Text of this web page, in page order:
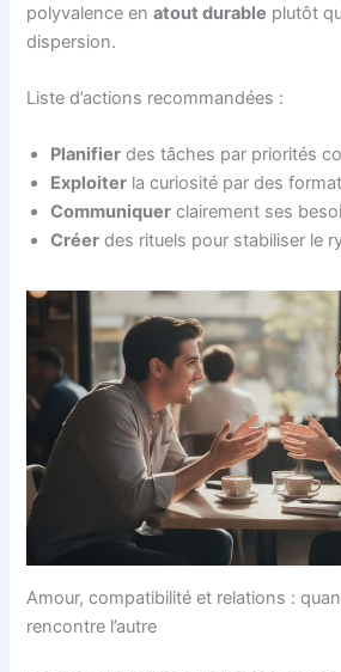
polyvalence enatout durable plutôt
dispersion.
Liste d’actions recommandées :
Planifier des tâches par priorités
Exploiter la curiosité par des
Communiquer clairement ses
Créer des rituels pour stabiliser le
Amour, compatibilité et relations :
rencontre l’autre